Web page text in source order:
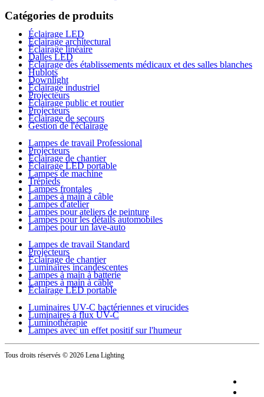
Catégories de produits
Éclairage LED
Éclairage architectural
Éclairage linéaire
Dalles LED
Éclairage des établissements médicaux et des salles blanches
Hublots
Downlight
Éclairage industriel
Projecteurs
Éclairage public et routier
Projecteurs
Éclairage de secours
Gestion de l'éclairage
Lampes de travail Professional
Projecteurs
Éclairage de chantier
Éclairage LED portable
Lampes de machine
Trépieds
Lampes frontales
Lampes à main à câble
Lampes d'atelier
Lampes pour ateliers de peinture
Lampes pour les détails automobiles
Lampes pour un lave-auto
Lampes de travail Standard
Projecteurs
Éclairage de chantier
Luminaires incandescentes
Lampes à main à batterie
Lampes à main à câble
Éclairage LED portable
Luminaires UV-C bactériennes et virucides
Luminaires à flux UV-C
Luminothérapie
Lampes avec un effet positif sur l'humeur
Tous droits réservés © 2026 Lena Lighting